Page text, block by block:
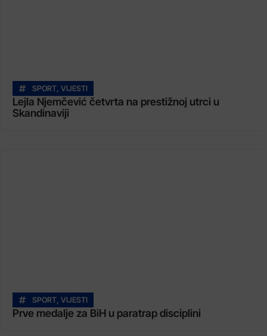
SPORT VIJESTI
Lejla Njemčević četvrta na prestižnoj utrci u
Skandinaviji
SPORT VIJESTI
Prve medalje za BiH u paratrap disciplini